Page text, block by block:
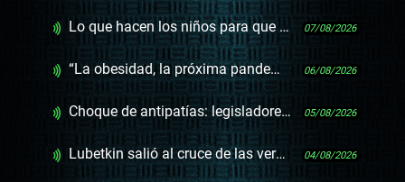
Lo que hacen los niños para que los padres dejen de mirar el celular y otras como 10 noticias 07/08/2026
“La obesidad, la próxima pandemia silenciosa” y otras frases infelices 06/08/2026
Choque de antipatías: legisladores de la oposición en Israel 05/08/2026
Lubetkin salió al cruce de las versiones sobre los deportados cubanos 04/08/2026